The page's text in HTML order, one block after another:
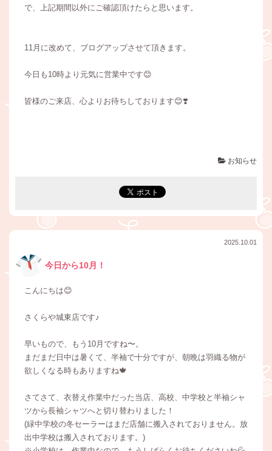
で、上記期間以外にご確認頂けたらと思います。
11月に改めて、ブログアップさせて頂きます。
今日も10時より元気に営業中です😊
皆様のご来店、心よりお待ちしております😊❣️
お知らせ
2025.10.01
今日から10月！
こんにちは😊
さくらや城東店です♪
早いもので、もう10月ですね〜。
まだまだ日中は暑くて、半袖で十分ですが、朝晩は羽織る物が
欲しくなる時もありますね🍁
さてさて、衣替え作業中だった当店、高校、中学校と半袖シャ
ツから長袖シャツへと切り替わりました！
(緑中学校の冬セーラーはまだ店舗に搬入されておりません。放
出中学校は搬入されております。)